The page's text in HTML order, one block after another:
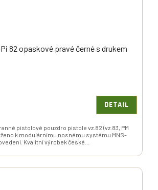
82 opaskové pravé černé s drukem
DETAIL
pistolové pouzdro pistole vz.82 (vz.83, PM
k modulárnímu nosnému systému MNS-
Kvalitní výrobek české...